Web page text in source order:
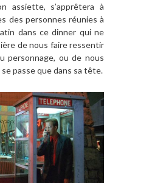
assiette, s’apprêtera à
des personnes réunies à
dans ce dinner qui ne
de nous faire ressentir
personnage, ou de nous
passe que dans sa tête.